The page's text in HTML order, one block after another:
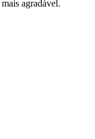
agradável.